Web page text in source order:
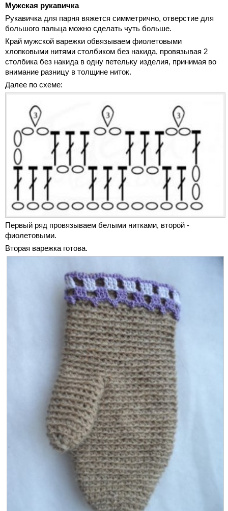
Мужская рукавичка
Рукавичка для парня вяжется симметрично, отверстие для
большого пальца можно сделать чуть больше.
Край мужской варежки обвязываем фиолетовыми
хлопковыми нитями столбиком без накида, провязывая 2
столбика без накида в одну петельку изделия, принимая во
внимание разницу в толщине ниток.
Далее по схеме:
Первый ряд провязываем белыми нитками, второй -
фиолетовыми.
Вторая варежка готова.